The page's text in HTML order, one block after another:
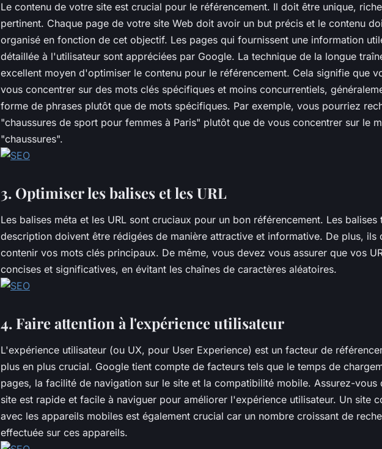
Le contenu de votre site est crucial pour le référencement. Il doit être unique,
pertinent. Chaque page de votre site Web doit avoir un but précis et le contenu
organisé en fonction de cet objectif. Les pages qui fournissent une information
détaillée à l'utilisateur sont appréciées par Google. La technique de la longue
excellent moyen d'optimiser le contenu pour le référencement. Cela signifie que
vous concentrer sur des mots clés spécifiques et moins concurrentiels,
forme de phrases plutôt que de mots spécifiques. Par exemple, vous pourriez
"chaussures de sport pour femmes à Paris" plutôt que de vous concentrer sur le
"chaussures".
3. Optimiser les balises et les URL
Les balises méta et les URL sont cruciaux pour un bon référencement. Les balises
description doivent être rédigées de manière attractive et informative. De plus, ils
contenir vos mots clés principaux. De même, vous devez vous assurer que vos
concises et significatives, en évitant les chaînes de caractères aléatoires.
4. Faire attention à l'expérience utilisateur
L'expérience utilisateur (ou UX, pour User Experience) est un facteur de
plus en plus crucial. Google tient compte de facteurs tels que le temps de
pages, la facilité de navigation sur le site et la compatibilité mobile. Assurez-vous
site est rapide et facile à naviguer pour améliorer l'expérience utilisateur. Un site
avec les appareils mobiles est également crucial car un nombre croissant de
effectuée sur ces appareils.